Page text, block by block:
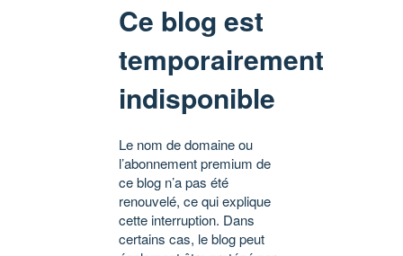
Ce blog est
temporairement
indisponible
Le nom de domaine ou
l’abonnement premium de
ce blog n’a pas été
renouvelé, ce qui explique
cette interruption. Dans
certains cas, le blog peut